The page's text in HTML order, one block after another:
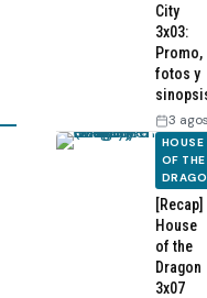
City
3x03:
Promo,
fotos y
3
HOUSE
OF THE
[Recap]
House
of the
Dragon
3x07